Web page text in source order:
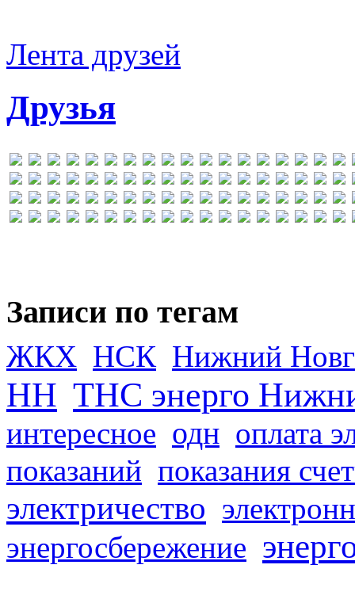
Лента друзей
Друзья
Записи по тегам
ЖКХ НСК Нижний
НН ТНС энерго
интересное одн оплата
показаний показания
электричество
энергосбережение